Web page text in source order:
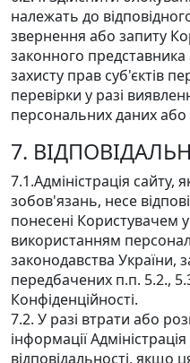
належать до
звернення або запиту
законного
захисту прав суб'єктів
перевірки у разі
персональних даних або
7.
7.1.Адміністрація сайту,
зобов'язань, несе
понесені Користувачем
використанням
законодавства України,
передбачених п.п. 5.2.,
Конфіденційності.
7.2. У разі втрати або
інформації
відповідальності, якщо